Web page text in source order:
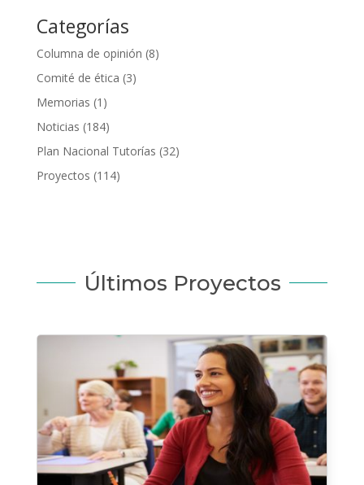
Categorías
Columna de opinión (8)
Comité de ética (3)
Memorias (1)
Noticias (184)
Plan Nacional Tutorías (32)
Proyectos (114)
Últimos Proyectos